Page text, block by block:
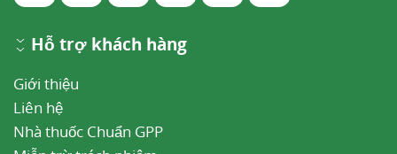
Hỗ trợ khách hàng
Giới thiệu
Liên hệ
Nhà thuốc Chuẩn GPP